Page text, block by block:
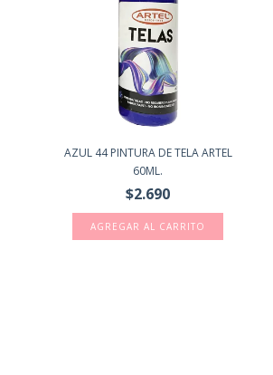
AZUL 44 PINTURA DE TELA ARTEL
60ML.
$2.690